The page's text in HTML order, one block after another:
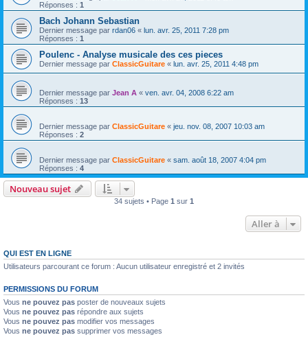
Réponses : 1
Bach Johann Sebastian
Dernier message par rdan06 « lun. avr. 25, 2011 7:28 pm
Réponses : 1
Poulenc - Analyse musicale des ces pieces
Dernier message par ClassicGuitare « lun. avr. 25, 2011 4:48 pm
Dernier message par Jean A « ven. avr. 04, 2008 6:22 am
Réponses : 13
Dernier message par ClassicGuitare « jeu. nov. 08, 2007 10:03 am
Réponses : 2
Dernier message par ClassicGuitare « sam. août 18, 2007 4:04 pm
Réponses : 4
Nouveau sujet
34 sujets • Page 1 sur 1
Aller à
QUI EST EN LIGNE
Utilisateurs parcourant ce forum : Aucun utilisateur enregistré et 2 invités
PERMISSIONS DU FORUM
Vous ne pouvez pas poster de nouveaux sujets
Vous ne pouvez pas répondre aux sujets
Vous ne pouvez pas modifier vos messages
Vous ne pouvez pas supprimer vos messages